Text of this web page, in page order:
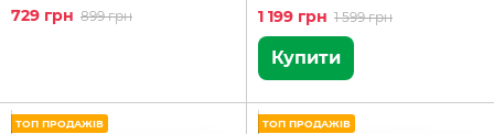
729 грн 899 грн 1 199 грн 1 599 грн
Купити
ТОП ПРОДАЖІВ
ТОП ПРОДАЖІВ